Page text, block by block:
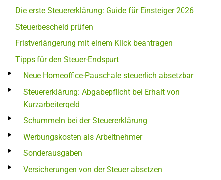
Die erste Steuererklärung: Guide für Einsteiger 2026
Steuerbescheid prüfen
Fristverlängerung mit einem Klick beantragen
Tipps für den Steuer-Endspurt
Neue Homeoffice-Pauschale steuerlich absetzbar
Steuererklärung: Abgabepflicht bei Erhalt von
Kurzarbeitergeld
Schummeln bei der Steuererklärung
Werbungskosten als Arbeitnehmer
Sonderausgaben
Versicherungen von der Steuer absetzen